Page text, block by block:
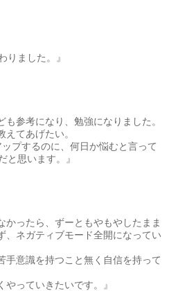
りました。』
も参考になり、勉強になりました。
てあげたい。
プするのに、何日か悩むと言って
と思います。』
かったら、ずーともやもやしたまま
、ネガティブモード全開になってい
手意識を持つこと無く自信を持って
っていきたいです。』